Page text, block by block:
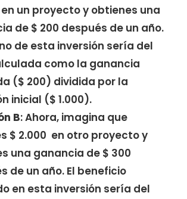
en un proyecto y obtienes una
de $ 200 después de un año.
de esta inversión sería del
como la ganancia
($ 200) dividida por la
inicial ($ 1.000).
B: Ahora, imagina que
$ 2.000 en otro proyecto y
una ganancia de $ 300
de un año. El beneficio
en esta inversión sería del